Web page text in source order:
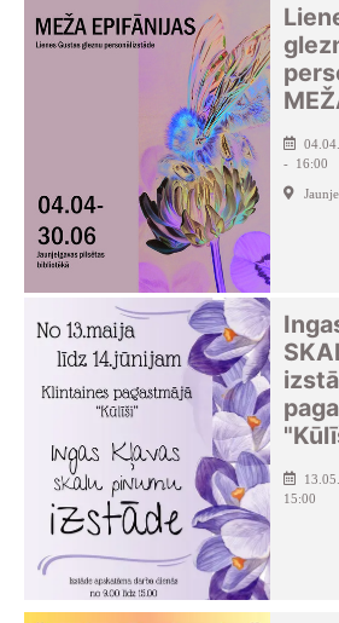
- 16:00
15:00